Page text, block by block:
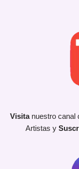
Visita nuestro canal
Artistas y